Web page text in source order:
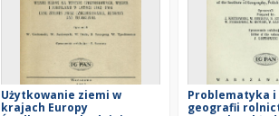
Użytkowanie ziemi w
krajach Europy
Problematyka
geografii